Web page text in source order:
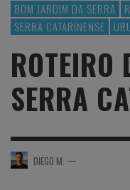
BOM JARDIM DA SERRA
SERRA CATARINENSE
ROTEIRO
SERRA
DIEGO M. —